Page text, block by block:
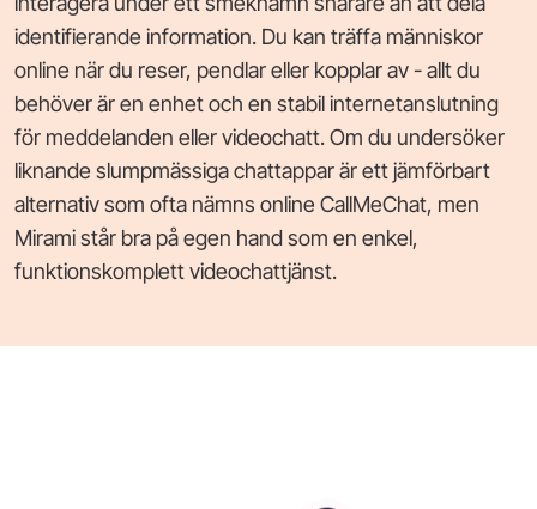
identifierande information. Du kan träffa människor
online när du reser, pendlar eller kopplar av - allt du
behöver är en enhet och en stabil internetanslutning
för meddelanden eller videochatt. Om du undersöker
liknande slumpmässiga chattappar är ett jämförbart
alternativ som ofta nämns online CallMeChat, men
Mirami står bra på egen hand som en enkel,
funktionskomplett videochattjänst.